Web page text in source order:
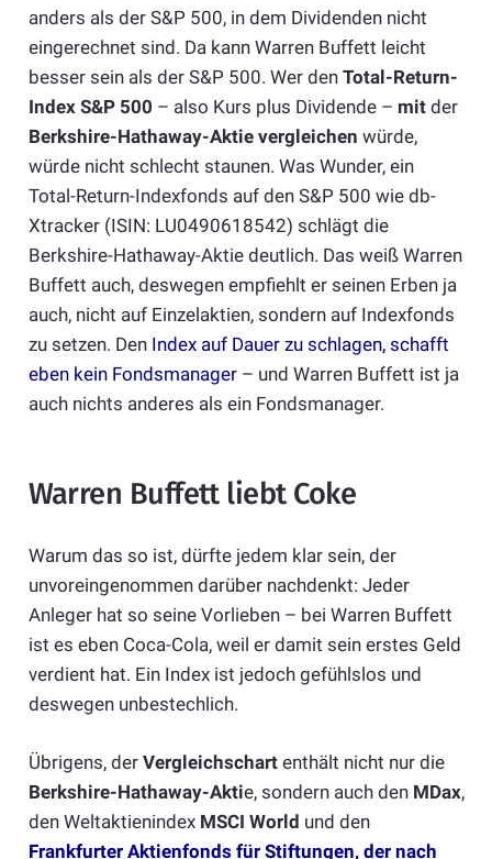
anders als der S&P 500, in dem Dividenden nicht
eingerechnet sind. Da kann Warren Buffett leicht
besser sein als der S&P 500. Wer den Total-Return-
Index S&P 500 – also Kurs plus Dividende – mitder
Berkshire-Hathaway-Aktie vergleichen würde,
würde nicht schlecht staunen. Was Wunder, ein
Total-Return-Indexfonds auf den S&P 500 wie db-
Xtracker (ISIN: LU0490618542) schlägt die
Berkshire-Hathaway-Aktie deutlich. Das weiß Warren
Buffett auch, deswegen empfiehlt er seinen Erben ja
auch, nicht auf Einzelaktien, sondern auf Indexfonds
zu setzen. Den Index auf Dauer zu schlagen, schafft
eben kein Fondsmanager– und Warren Buffett ist ja
auch nichts anderes als ein Fondsmanager.
Warren Buffett liebt Coke
Warum das so ist, dürfte jedem klar sein, der
unvoreingenommen darüber nachdenkt: Jeder
Anleger hat so seine Vorlieben – bei Warren Buffett
ist es eben Coca-Cola, weil er damit sein erstes Geld
verdient hat. Ein Index ist jedoch gefühlslos und
deswegen unbestechlich.
Übrigens, der Vergleichschartenthält nicht nur die
Berkshire-Hathaway-Aktie, sondern auch den MDax,
den Weltaktienindex MSCI World und den
Frankfurter Aktienfonds für Stiftungen, der nach